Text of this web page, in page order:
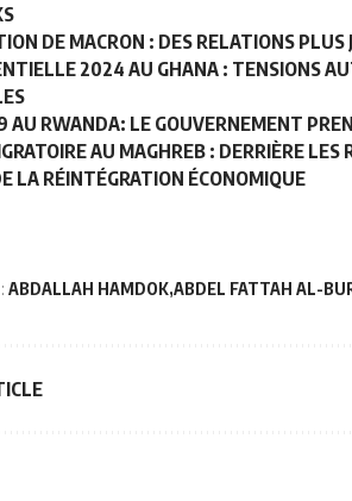
DE MACRON : DES RELATIONS PLUS
2024 AU GHANA : TENSIONS
AU RWANDA: LE GOUVERNEMENT
AU MAGHREB : DERRIÈRE
LA RÉINTÉGRATION ÉCONOMIQUE
ABDALLAH HAMDOK ABDEL FATTAH AL-